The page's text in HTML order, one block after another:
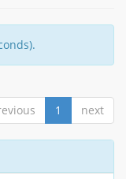
1 next